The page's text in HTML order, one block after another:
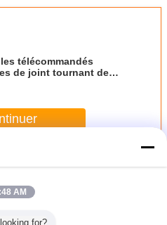
télécommandés
de joint tournant de
fibre
AM
for?